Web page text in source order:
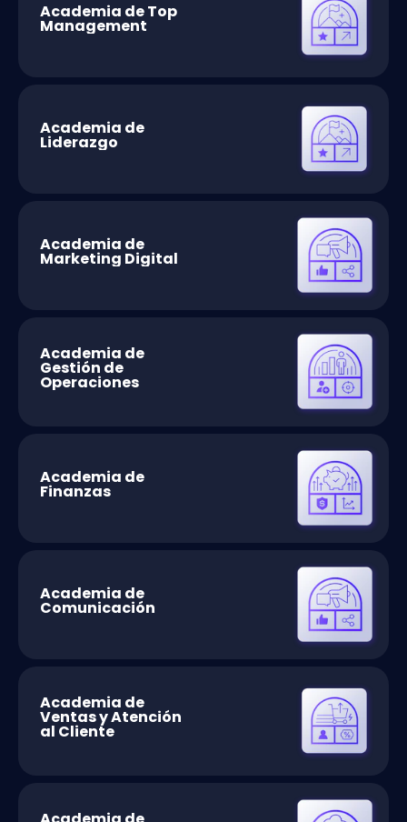
Academia de Top
Management
Academia de
Liderazgo
Academia de
Marketing Digital
Academia de
Gestión de
Operaciones
Academia de
Finanzas
Academia de
Comunicación
Academia de
Ventas y Atención
al Cliente